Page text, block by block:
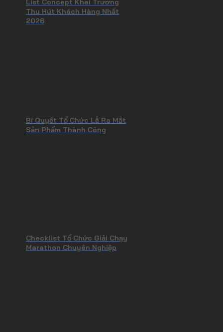
List Concept Khai Trương
Thu Hút Khách Hàng Nhất
2026
Bí Quyết Tổ Chức Lễ Ra Mắt
Sản Phẩm Thành Công
Checklist Tổ Chức Giải Chạy
Marathon Chuyên Nghiệp